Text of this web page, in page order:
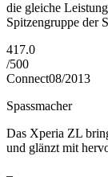
die gleiche
Spitzengruppe der
417.0
/500
Connect08/2013
Spassmacher
Das Xperia ZL
und glänzt mit